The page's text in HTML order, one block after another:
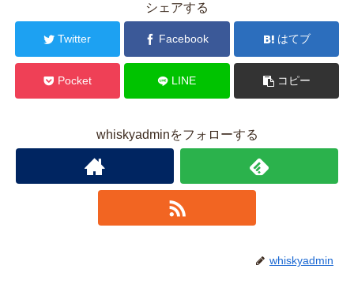
シェアする
Twitter Facebook はてブ
Pocket LINE コピー
whiskyadminをフォローする
whiskyadmin